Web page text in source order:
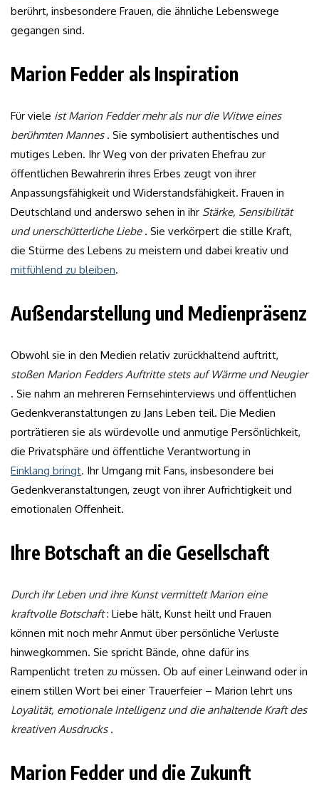
berührt, insbesondere Frauen, die ähnliche Lebenswege
gegangen sind.
Marion Fedder als Inspiration
Für viele ist Marion Fedder mehr als nur die Witwe eines
berühmten Mannes. Sie symbolisiert authentisches und
mutiges Leben. Ihr Weg von der privaten Ehefrau zur
öffentlichen Bewahrerin ihres Erbes zeugt von ihrer
Anpassungsfähigkeit und Widerstandsfähigkeit. Frauen in
Deutschland und anderswo sehen in ihr Stärke, Sensibilität
und unerschütterliche Liebe. Sie verkörpert die stille Kraft,
die Stürme des Lebens zu meistern und dabei kreativ und
mitfühlend zu bleiben.
Außendarstellung und Medienpräsenz
Obwohl sie in den Medien relativ zurückhaltend auftritt,
stoßen Marion Fedders Auftritte stets auf Wärme und Neugier
. Sie nahm an mehreren Fernsehinterviews und öffentlichen
Gedenkveranstaltungen zu Jans Leben teil. Die Medien
porträtieren sie als würdevolle und anmutige Persönlichkeit,
die Privatsphäre und öffentliche Verantwortung in
Einklang bringt. Ihr Umgang mit Fans, insbesondere bei
Gedenkveranstaltungen, zeugt von ihrer Aufrichtigkeit und
emotionalen Offenheit.
Ihre Botschaft an die Gesellschaft
Durch ihr Leben und ihre Kunst vermittelt Marion eine
kraftvolle Botschaft: Liebe hält, Kunst heilt und Frauen
können mit noch mehr Anmut über persönliche Verluste
hinwegkommen. Sie spricht Bände, ohne dafür ins
Rampenlicht treten zu müssen. Ob auf einer Leinwand oder in
einem stillen Wort bei einer Trauerfeier – Marion lehrt uns
Loyalität, emotionale Intelligenz und die anhaltende Kraft des
kreativen Ausdrucks.
Marion Fedder und die Zukunft